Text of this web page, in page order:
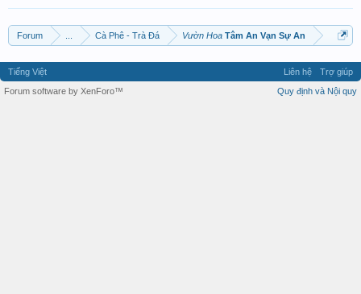
Forum Cà Phê - Trà Đá Vườn Hoa Tâm An Vạn Sự An
Tiếng Việt Liên hệ
Trợ giúp
Quy định và Nội quy
Forum software by XenForo™